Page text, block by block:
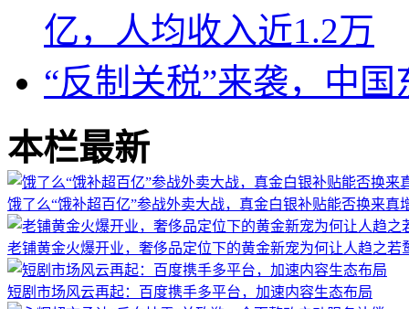
亿，人均收入近1.2万
“反制关税”来袭，中
本栏最新
饿了么“饿补超百亿”参战外卖大战，真金白银补贴能否换来真
老铺黄金火爆开业，奢侈品定位下的黄金新宠为何让人趋之若
短剧市场风云再起：百度携手多平台，加速内容生态布局